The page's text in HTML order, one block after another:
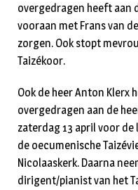
overgedragen heeft aan
vooraan met Frans van
zorgen. Ook stopt
Taizékoor.
Ook de heer Anton
overgedragen aan de
zaterdag 13 april voor
de oecumenische
Nicolaaskerk. Daarna
dirigent/pianist van het